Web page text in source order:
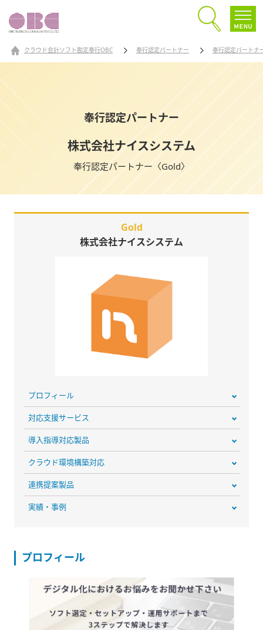
クラウド会計ソフト勘定奉行OBC 奉行認定パートナー 奉行認定パートナ
奉行認定パートナー
株式会社ナイスシステム
奉行認定パートナー〈Gold〉
Gold
株式会社ナイスシステム
プロフィール
対応支援サービス
導入指導対応製品
クラウド環境構築対応
連携提案製品
実績・事例
プロフィール